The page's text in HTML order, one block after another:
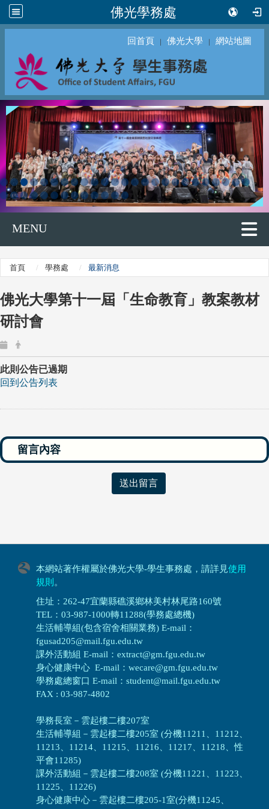
佛光學務處
回首頁 ｜ 佛光大學 ｜ 網站地圖
MENU
首頁 學務處 最新消息
佛光大學第十一屆「生命教育」教案教材
研討會
此則公告已過期
回到公告列表
送出留言
本網站著作權屬於佛光大學-學生事務處，請詳見使用
規則 。
住址：262-47宜蘭縣礁溪鄉林美村林尾路160號
TEL：03-987-1000轉11288(學務處總機)
生活輔導組(包含宿舍相關業務) E-mail：
fgusad205@mail.fgu.edu.tw
課外活動組 E-mail：extract@gm.fgu.edu.tw
身心健康中心 E-mail：wecare@gm.fgu.edu.tw
學務處總窗口 E-mail：student@mail.fgu.edu.tw
FAX : 03-987-4802
學務長室－雲起樓二樓207室
生活輔導組 － 雲起樓二樓205室 (分機11211、11212、
11213、11214、11215、11216、11217、11218、性
平會11285)
課外活動組 － 雲起樓二樓208室 (分機11221、11223、
11225、11226)
身心健康中心 － 雲起樓二樓205-1室(分機11245、